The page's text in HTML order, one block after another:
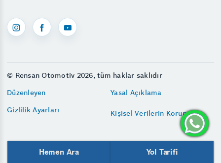
© Rensan Otomotiv 2026, tüm haklar saklıdır
Düzenleyen
Yasal Açıklama
Gizlilik Ayarları
Kişisel Verilerin Korunması
Hemen Ara Yol Tarifi